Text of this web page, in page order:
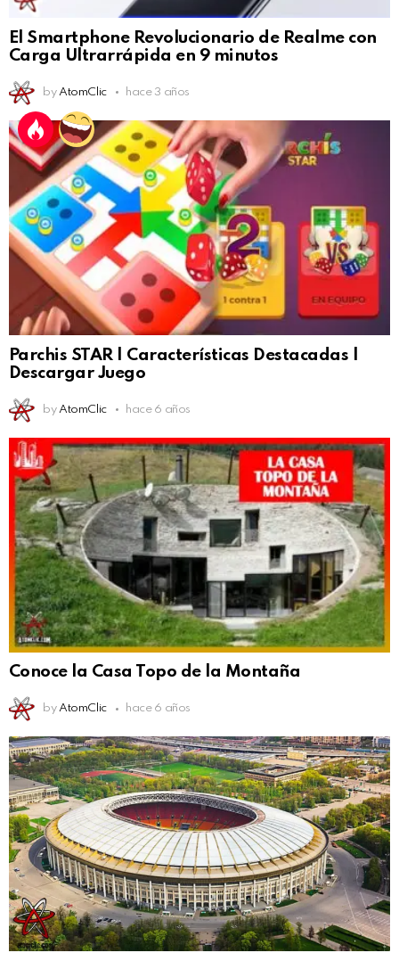
El Smartphone Revolucionario de Realme con
Carga Ultrarrápida en 9 minutos
by AtomClic hace 3 años
Parchis STAR | Características Destacadas |
Descargar Juego
by AtomClic hace 6 años
Conoce la Casa Topo de la Montaña
by AtomClic hace 6 años